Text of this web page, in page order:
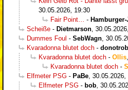
30.05.2026, 19:30
Fair Point…
-
Scheiße - Dietmarson
Dummes Foul - SebWagn
Kvaradonna blutet doch -
Kvaradonna blutet doch - Ollis
Kvaradonna blutet doch -
Elfmeter PSG - PaBe 30.05.2026,
Elfmeter PSG - bob